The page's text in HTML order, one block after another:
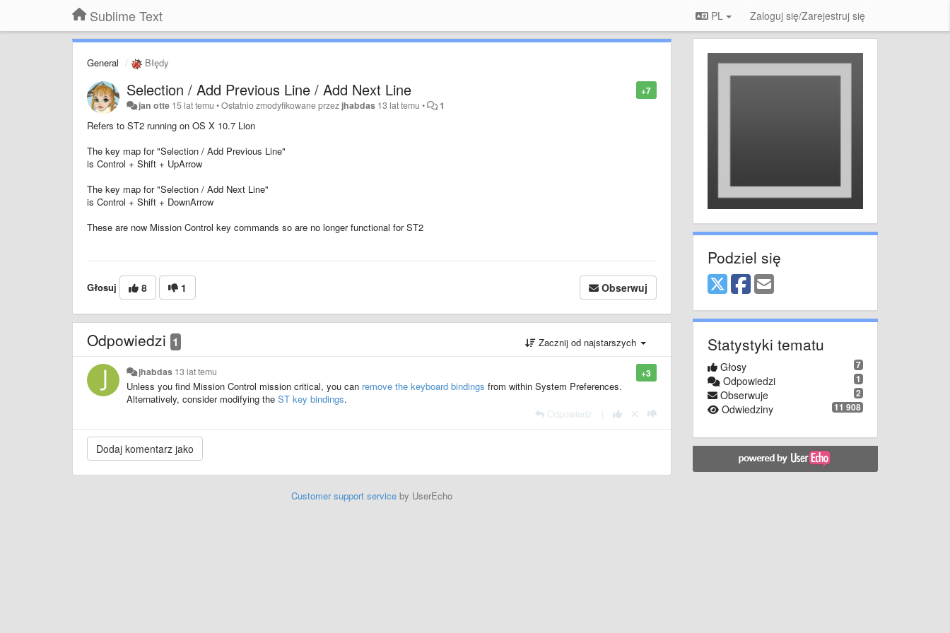
Sublime Text PL Zaloguj się/Zarejestruj się
General Błędy
+7
Selection / Add Previous Line / Add Next Line
jan otte 15 lat temu •Ostatnio zmodyfikowane przez jhabdas 13 lat temu • 1
Refers to ST2 running on OS X 10.7 Lion
The key map for "Selection / Add Previous Line"
is Control + Shift + UpArrow
The key map for "Selection / Add Next Line"
is Control + Shift + DownArrow
These are now Mission Control key commands so are no longer functional for ST2
Głosuj 8 1 Obserwuj
Odpowiedzi 1 Zacznij od najstarszych
+3
jhabdas 13 lat temu
Unless you find Mission Control mission critical, you can remove the keyboard bindings from within System Preferences.
Alternatively, consider modifying the ST key bindings.
Odpowiedz
Customer support serviceby UserEcho
Podziel się
Statystyki tematu
7
Głosy
1
Odpowiedzi
2
Obserwuje
11 908
Odwiedziny